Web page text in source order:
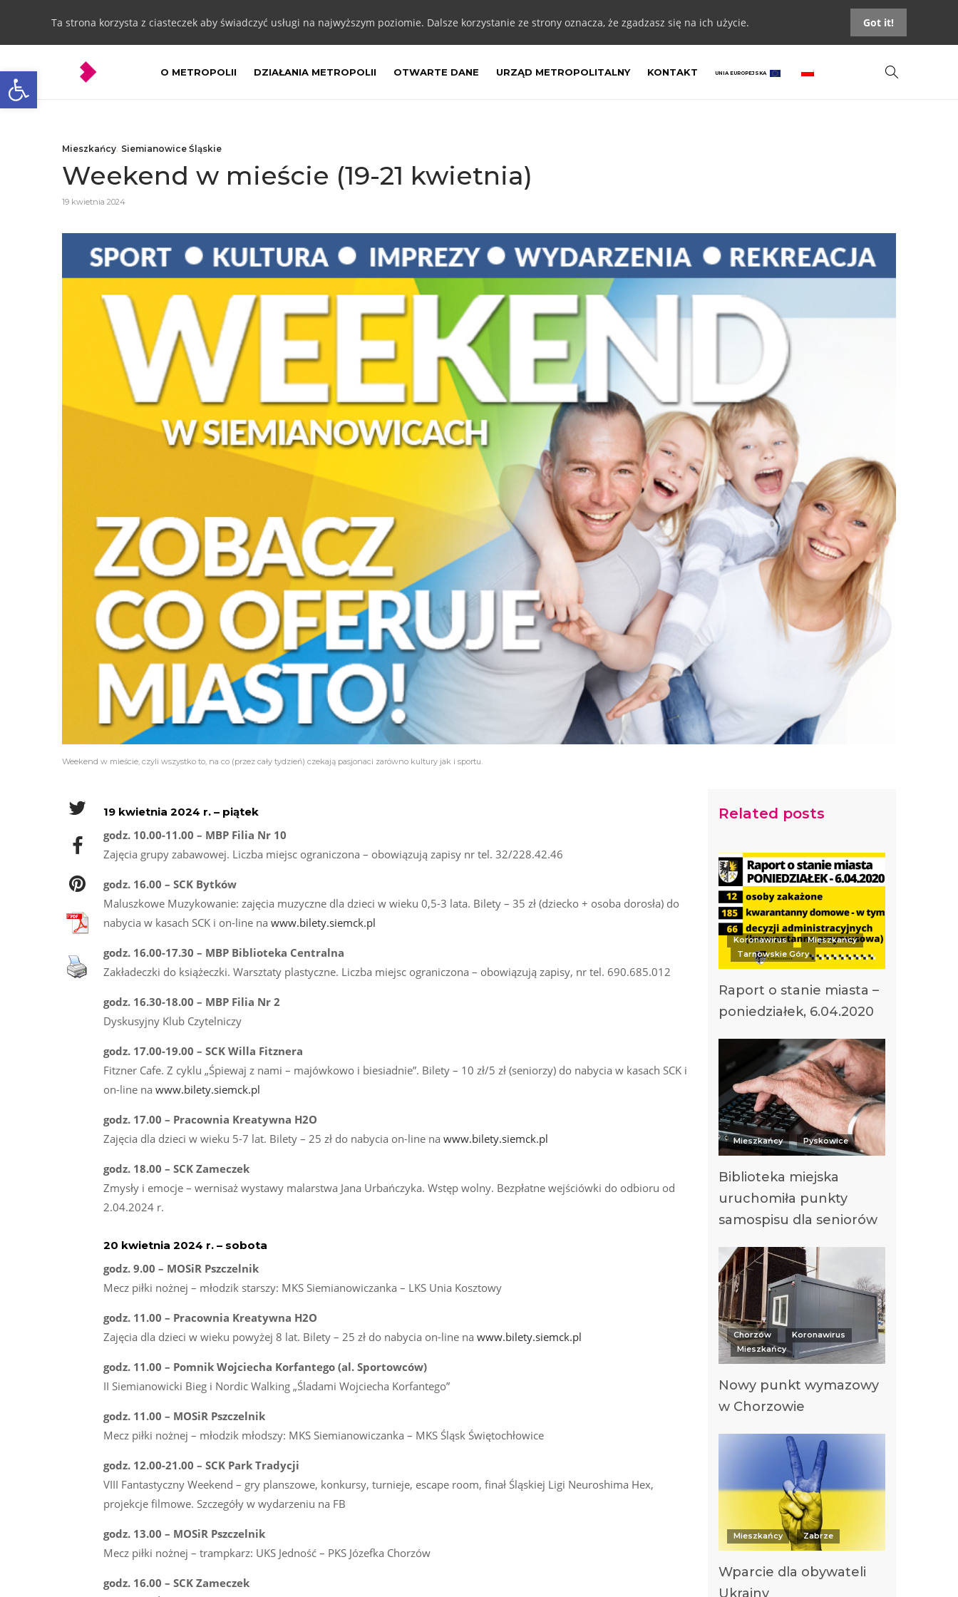
Otwórz pasek narzędzi
Ta strona korzysta z ciasteczek aby świadczyć usługi na najwyższym poziomie. Dalsze korzystanie ze strony oznacza, że zgadzasz się na ich użycie. Got it!
O METROPOLII DZIAŁANIA METROPOLII OTWARTE DANE URZĄD METROPOLITALNY KONTAKT UNIA EUROPEJSKA
Mieszkańcy, Siemianowice Śląskie
Weekend w mieście (19-21 kwietnia)
19 kwietnia 2024
Weekend w mieście, czyli wszystko to, na co (przez cały tydzień) czekają pasjonaci zarówno kultury jak i sportu.
19 kwietnia 2024 r. – piątek
godz. 10.00-11.00 – MBP Filia Nr 10
Zajęcia grupy zabawowej. Liczba miejsc ograniczona – obowiązują zapisy nr tel. 32/228.42.46
godz. 16.00 – SCK Bytków
Maluszkowe Muzykowanie: zajęcia muzyczne dla dzieci w wieku 0,5-3 lata. Bilety – 35 zł (dziecko + osoba dorosła) do
nabycia w kasach SCK i on-line na www.bilety.siemck.pl
godz. 16.00-17.30 – MBP Biblioteka Centralna
Zakładeczki do książeczki. Warsztaty plastyczne. Liczba miejsc ograniczona – obowiązują zapisy, nr tel. 690.685.012
godz. 16.30-18.00 – MBP Filia Nr 2
Dyskusyjny Klub Czytelniczy
godz. 17.00-19.00 – SCK Willa Fitznera
Fitzner Cafe. Z cyklu „Śpiewaj z nami – majówkowo i biesiadnie”. Bilety – 10 zł/5 zł (seniorzy) do nabycia w kasach SCK i
on-line na www.bilety.siemck.pl
godz. 17.00 – Pracownia Kreatywna H2O
Zajęcia dla dzieci w wieku 5-7 lat. Bilety – 25 zł do nabycia on-line na www.bilety.siemck.pl
godz. 18.00 – SCK Zameczek
Zmysły i emocje – wernisaż wystawy malarstwa Jana Urbańczyka. Wstęp wolny. Bezpłatne wejściówki do odbioru od
2.04.2024 r.
20 kwietnia 2024 r. – sobota
godz. 9.00 – MOSiR Pszczelnik
Mecz piłki nożnej – młodzik starszy: MKS Siemianowiczanka – LKS Unia Kosztowy
godz. 11.00 – Pracownia Kreatywna H2O
Zajęcia dla dzieci w wieku powyżej 8 lat. Bilety – 25 zł do nabycia on-line na www.bilety.siemck.pl
godz. 11.00 – Pomnik Wojciecha Korfantego (al. Sportowców)
II Siemianowicki Bieg i Nordic Walking „Śladami Wojciecha Korfantego”
godz. 11.00 – MOSiR Pszczelnik
Mecz piłki nożnej – młodzik młodszy: MKS Siemianowiczanka – MKS Śląsk Świętochłowice
godz. 12.00-21.00 – SCK Park Tradycji
VIII Fantastyczny Weekend – gry planszowe, konkursy, turnieje, escape room, finał Śląskiej Ligi Neuroshima Hex,
projekcje filmowe. Szczegóły w wydarzeniu na FB
godz. 13.00 – MOSiR Pszczelnik
Mecz piłki nożnej – trampkarz: UKS Jedność – PKS Józefka Chorzów
godz. 16.00 – SCK Zameczek
Related posts
Koronawirus
Mieszkańcy
Tarnowskie Góry
Raport o stanie miasta –
poniedziałek, 6.04.2020
Mieszkańcy Pyskowice
Biblioteka miejska
uruchomiła punkty
samospisu dla seniorów
Chorzów
Koronawirus
Mieszkańcy
Nowy punkt wymazowy
w Chorzowie
Mieszkańcy Zabrze
Wparcie dla obywateli
Ukrainy